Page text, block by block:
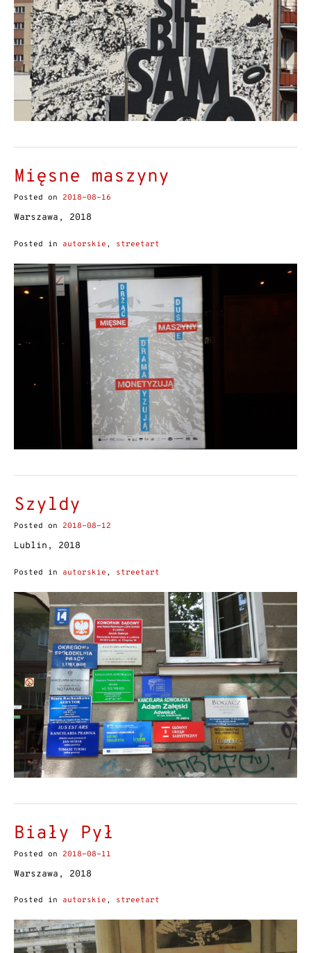
Mięsne maszyny
Posted on 2018-08-16
Warszawa, 2018
Posted in autorskie , streetart
Szyldy
Posted on 2018-08-12
Lublin, 2018
Posted in autorskie , streetart
Biały Pył
Posted on 2018-08-11
Warszawa, 2018
Posted in autorskie , streetart